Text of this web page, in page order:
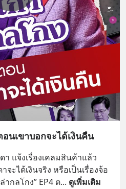
อนเขาบอกจะได้เงินคืน
แจ้งเรื่องเคลมสินค้าแล้ว
ะได้เงินจริง หรือเป็นเรื่องจ้อ
ากลโกง” EP4 ต... ดูเพิ่มเติม